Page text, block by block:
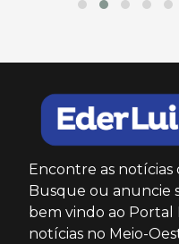
Encontre as notícias
Busque ou anuncie
bem vindo ao Portal
notícias no Meio-